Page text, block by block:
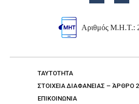
Αριθμός Μ.Η.Τ.:
TAYTOTHTA
ΣΤΟΙΧΕΙΑ ΔΙΑΦΑΝΕΙΑΣ – ΆΡΘΡΟ
ΕΠΙΚΟΙΝΩΝΙΑ